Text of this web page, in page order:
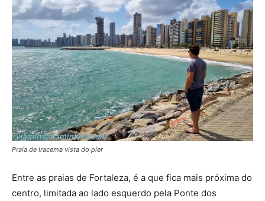
Praia de Iracema vista do píer
Entre as praias de Fortaleza, é a que fica mais próxima do
centro, limitada ao lado esquerdo pela Ponte dos